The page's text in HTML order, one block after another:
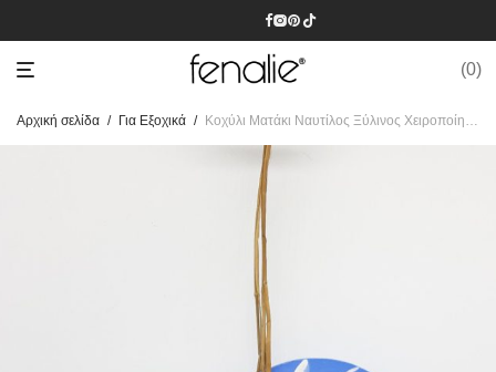
0
Αρχική σελίδα / Για Εξοχικά / Κοχύλι Ματάκι Ναυτίλος Ξύλινος Χειροποίητος 17 x 12 cm